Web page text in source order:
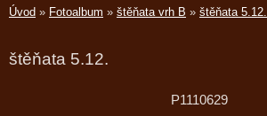
Úvod » Fotoalbum » štěňata vrh B » štěňata 5.12.
štěňata 5.12.
P1110629